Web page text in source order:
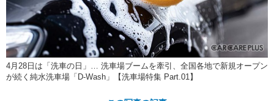
フィルム・ラッピング
ストップ 不具合修理＆粗悪修理
カーメーカー「旧車」関連プロジェ
クト
コラム
ショップ紹介
ショップレポート プロショップ検索
レストア
カーメーカー「旧車」関連プロジ
イベント
4月28日は「洗車の日」… 洗車場ブームを牽引、全国各地で新規オープン
が続く純水洗車場「D-Wash」【洗車場特集 Part.01】